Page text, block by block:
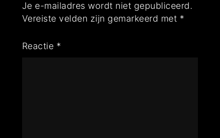
Je e-mailadres wordt niet gepubliceerd.
Vereiste velden zijn gemarkeerd met *
Reactie *